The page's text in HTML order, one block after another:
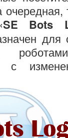
SE Bots
для
с